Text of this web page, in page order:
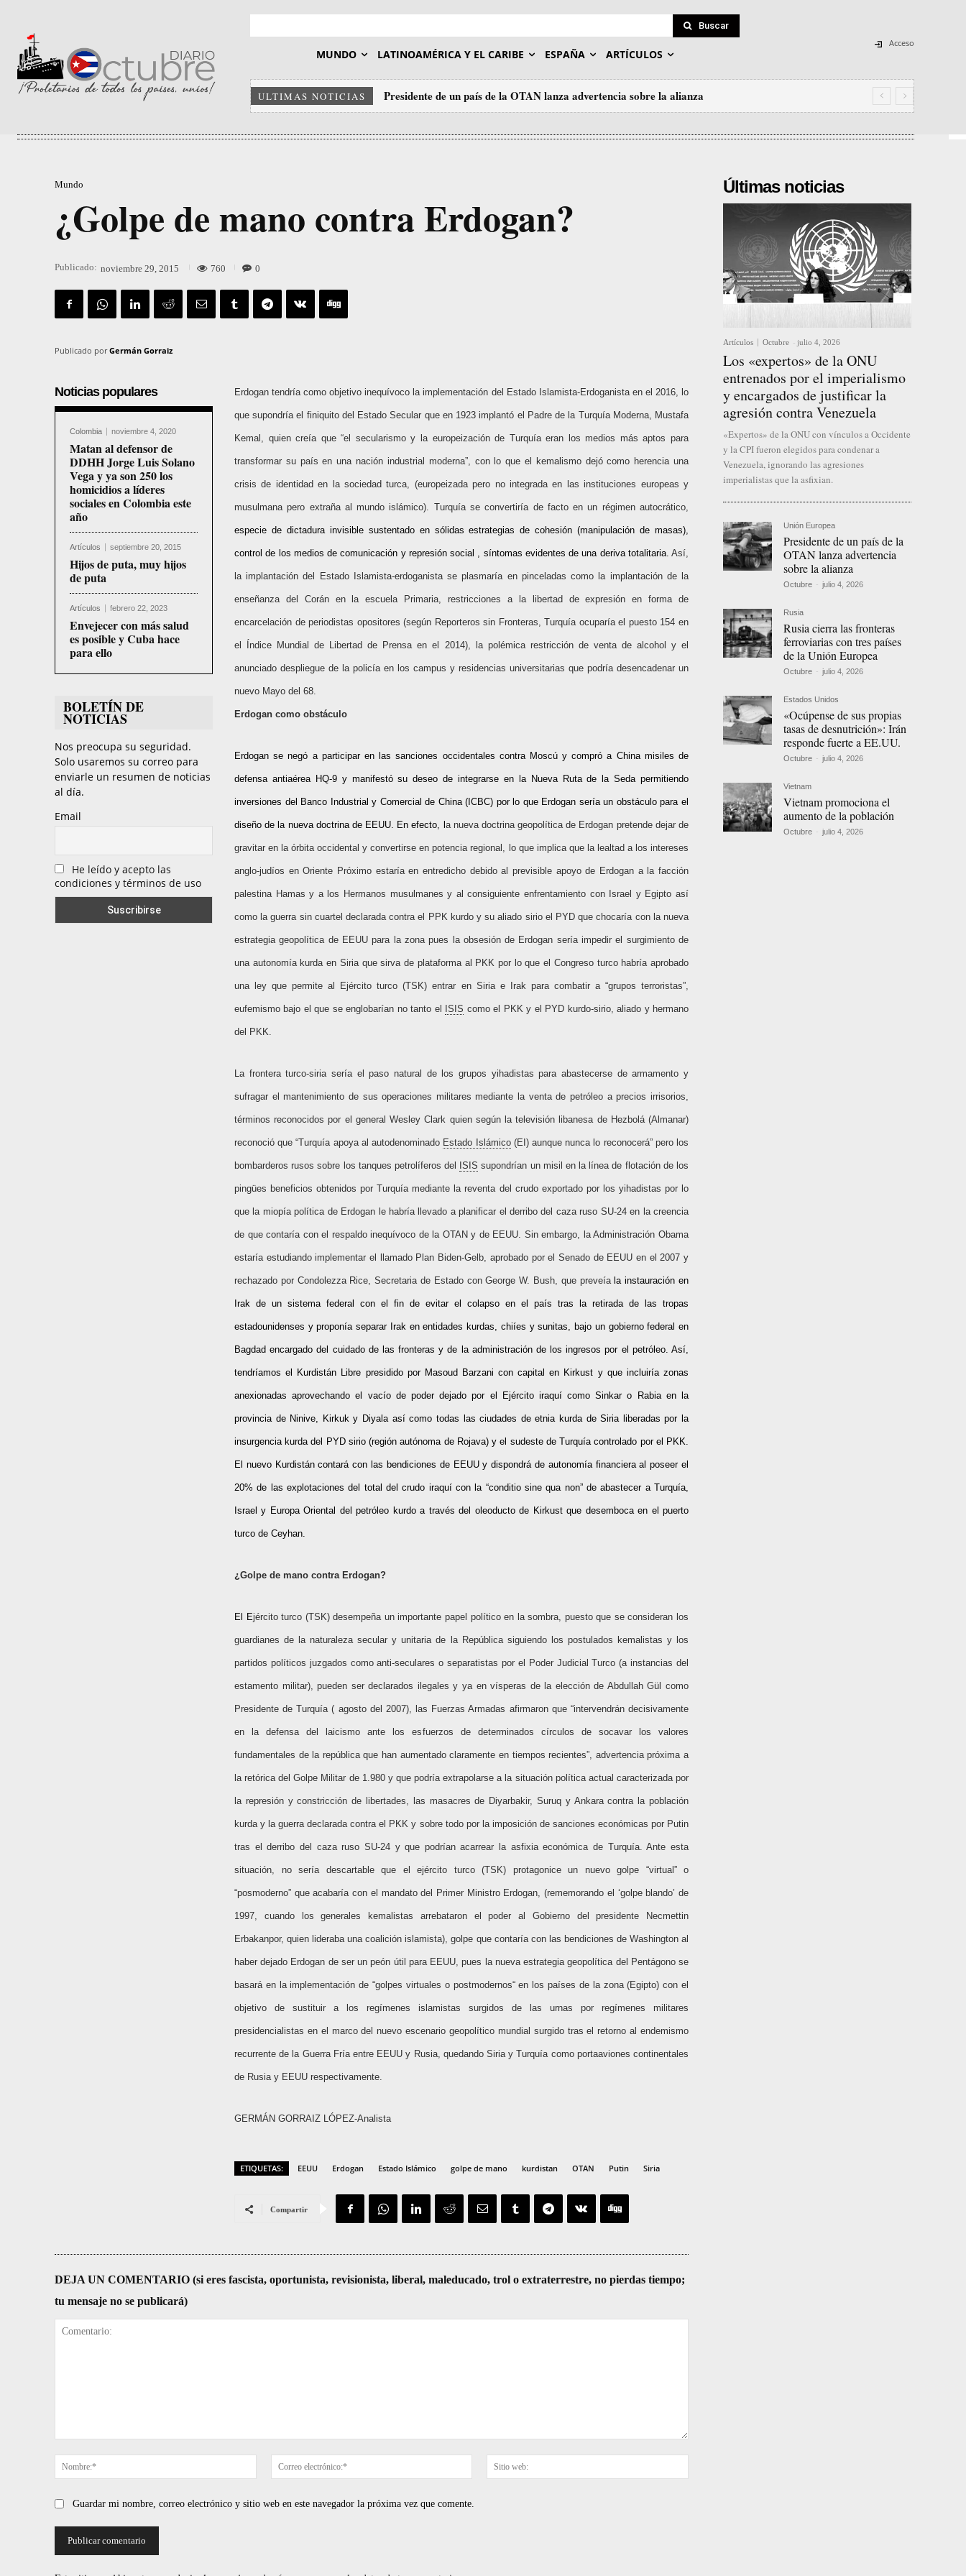
Buscar
MUNDO LATINOAMÉRICA Y EL CARIBE ESPAÑA ARTÍCULOS
Acceso
ULTIMAS NOTICIAS Presidente de un país de la OTAN lanza advertencia sobre la alianza
Mundo
¿Golpe de mano contra Erdogan?
Publicado: noviembre 29, 2015 760 0
Publicado por Germán Gorraiz
Noticias populares
Colombia noviembre 4, 2020
Matan al defensor de
DDHH Jorge Luis Solano
Vega y ya son 250 los
homicidios a líderes
sociales en Colombia este
año
Artículos septiembre 20, 2015
Hijos de puta, muy hijos
de puta
Artículos febrero 22, 2023
Envejecer con más salud
es posible y Cuba hace
para ello
BOLETÍN DE
NOTICIAS
Nos preocupa su seguridad.
Solo usaremos su correo para
enviarle un resumen de noticias
al día.
Email
He leído y acepto las
condiciones y términos de uso
Erdogan tendría como objetivo inequívoco la implementación del Estado Islamista-Erdoganista en el 2016, lo
que supondría el finiquito del Estado Secular que en 1923 implantó el Padre de la Turquía Moderna, Mustafa
Kemal, quien creía que “el secularismo y la europeización de Turquía eran los medios más aptos para
transformar su país en una nación industrial moderna”, con lo que el kemalismo dejó como herencia una
crisis de identidad en la sociedad turca, (europeizada pero no integrada en las instituciones europeas y
musulmana pero extraña al mundo islámico). Turquía se convertiría de facto en un régimen autocrático,
especie de dictadura invisible sustentado en sólidas estrategias de cohesión (manipulación de masas),
control de los medios de comunicación y represión social , síntomas evidentes de una deriva totalitaria. Así,
la implantación del Estado Islamista-erdoganista se plasmaría en pinceladas como la implantación de la
enseñanza del Corán en la escuela Primaria, restricciones a la libertad de expresión en forma de
encarcelación de periodistas opositores (según Reporteros sin Fronteras, Turquía ocuparía el puesto 154 en
el Índice Mundial de Libertad de Prensa en el 2014), la polémica restricción de venta de alcohol y el
anunciado despliegue de la policía en los campus y residencias universitarias que podría desencadenar un
nuevo Mayo del 68.
Erdogan como obstáculo
Erdogan se negó a participar en las sanciones occidentales contra Moscú y compró a China misiles de
defensa antiaérea HQ-9 y manifestó su deseo de integrarse en la Nueva Ruta de la Seda permitiendo
inversiones del Banco Industrial y Comercial de China (ICBC) por lo que Erdogan sería un obstáculo para el
diseño de la nueva doctrina de EEUU. En efecto, l a nueva doctrina geopolítica de Erdogan pretende dejar de
gravitar en la órbita occidental y convertirse en potencia regional, lo que implica que la lealtad a los intereses
anglo-judíos en Oriente Próximo estaría en entredicho debido al previsible apoyo de Erdogan a la facción
palestina Hamas y a los Hermanos musulmanes y al consiguiente enfrentamiento con Israel y Egipto así
como la guerra sin cuartel declarada contra el PPK kurdo y su aliado sirio el PYD que chocaría con la nueva
estrategia geopolítica de EEUU para la zona pues la obsesión de Erdogan seríaimpedir el surgimiento de
una autonomía kurda en Siria que sirva de plataforma al PKK por lo que el Congreso turco habría aprobado
una ley que permite al Ejército turco (TSK) entrar en Siria e Irak para combatir a “grupos terroristas”,
eufemismo bajo el que se englobarían no tanto el ISIS como el PKK y el PYD kurdo-sirio, aliado y hermano
del PKK.
La frontera turco-siria sería el paso natural de los grupos yihadistas para abastecerse de armamento y
sufragar el mantenimiento de sus operaciones militares mediante la venta de petróleo a precios irrisorios,
términos reconocidos por el general Wesley Clark quien según la televisión libanesa de Hezbolá (Almanar)
reconoció que “Turquía apoya al autodenominado Estado Islámico(EI) aunque nunca lo reconocerá” pero los
bombarderos rusos sobre los tanques petrolíferos del ISIS supondrían un misil en la línea de flotación de los
pingües beneficios obtenidos por Turquía mediante la reventa del crudo exportado por los yihadistas por lo
que la miopía política de Erdogan le habría llevado a planificar el derribo del caza ruso SU-24 en la creencia
de que contaría con el respaldo inequívoco de la OTAN y de EEUU. Sin embargo, a Administración Obama
estaría estudiando implementar el llamado Plan Biden-Gelb, aprobado por el Senado de EEUU en el 2007 y
rechazado por Condolezza Rice, Secretaria de Estado con George W. Bush, que preveíala instauración en
Irak de un sistema federal con el fin de evitar el colapso en el país tras la retirada de las tropas
estadounidenses y proponía separar Irak en entidades kurdas, chiíes y sunitas, bajo un gobierno federal en
Bagdad encargado del cuidado de las fronteras y de la administración de los ingresos por el petróleo. Así,
tendríamos el Kurdistán Libre presidido por Masoud Barzani con capital en Kirkust y que incluiría zonas
anexionadas aprovechando el vacío de poder dejado por el Ejército iraquí como Sinkar o Rabia en la
provincia de Ninive, Kirkuk y Diyala así como todas las ciudades de etnia kurda de Siria liberadas por la
insurgencia kurda del PYD sirio (región autónoma de Rojava) y el sudeste de Turquía controlado por el PKK.
El nuevo Kurdistán contará con las bendiciones de EEUU y dispondrá de autonomía financiera al poseer el
20% de las explotaciones del total del crudo iraquí con la “conditio sine qua non” de abastecer a Turquía,
Israel y Europa Oriental del petróleo kurdo a través del oleoducto de Kirkust que desemboca en el puerto
turco de Ceyhan.
¿Golpe de mano contra Erdogan?
El Ejército turco (TSK) desempeña un importante papel político en la sombra, puesto que se consideran los
guardianes de la naturaleza secular y unitaria de la República siguiendo los postulados kemalistas y los
partidos políticos juzgados como anti-seculares o separatistas por el Poder Judicial Turco (a instancias del
estamento militar), pueden ser declarados ilegales y ya en vísperas de la elección de Abdullah Gül como
Presidente de Turquía ( agosto del 2007), las Fuerzas Armadas afirmaron que “intervendrán decisivamente
en la defensa del laicismo ante los esfuerzos de determinados círculos de socavar los valores
fundamentales de la república que han aumentado claramente en tiempos recientes”, advertencia próxima a
la retórica del Golpe Militar de 1.980 y que podría extrapolarse a la situación política actual caracterizada por
la represión y constricción de libertades, las masacres de Diyarbakir, Suruq y Ankara contra la población
kurda y la guerra declarada contra el PKK y sobre todo por la imposición de sanciones económicas por Putin
tras el derribo del caza ruso SU-24 y que podrían acarrear la asfixia económica de Turquía. Ante esta
situación, no sería descartable que el ejército turco (TSK) protagonice un nuevo golpe “virtual” o
“posmoderno” que acabaría con el mandato del Primer Ministro Erdogan, (rememorando el ‘golpe blando’ de
1997, cuando los generales kemalistas arrebataron el poder al Gobierno del presidente Necmettin
Erbakanpor, quien lideraba una coalición islamista), golpe que contaría con las bendiciones de Washington al
haber dejado Erdogan de ser un peón útil para EEUU, pues la nueva estrategia geopolítica del Pentágono se
basará en la implementación de “golpes virtuales o postmodernos“ en los países de la zona (Egipto) con el
objetivo de sustituir a los regímenes islamistas surgidos de las urnas por regímenes militares
presidencialistas en el marco del nuevo escenario geopolítico mundial surgido tras el retorno al endemismo
recurrente de la Guerra Fría entre EEUU y Rusia, quedando Siria y Turquía como portaaviones continentales
de Rusia y EEUU respectivamente.
GERMÁN GORRAIZ LÓPEZ-Analista
ETIQUETAS: EEUU Erdogan Estado Islámico golpe de mano kurdistan OTAN Putin Siria
Compartir
DEJA UN COMENTARIO (si eres fascista, oportunista, revisionista, liberal, maleducado, trol o extraterrestre, no pierdas tiempo;
tu mensaje no se publicará)
Nombre:*
Correo
electrónico:*
web:
Guardar mi nombre, correo electrónico y sitio web en este navegador la próxima vez que comente.
Últimas noticias
Artículos Octubre - julio 4, 2026
Los «expertos» de la ONU
entrenados por el imperialismo
y encargados de justificar la
agresión contra Venezuela
«Expertos» de la ONU con vínculos a Occidente
y la CPI fueron elegidos para condenar a
Venezuela, ignorando las agresiones
imperialistas que la asfixian.
Unión Europea
Presidente de un país de la
OTAN lanza advertencia
sobre la alianza
Octubre - julio 4, 2026
Rusia
Rusia cierra las fronteras
ferroviarias con tres países
de la Unión Europea
Octubre - julio 4, 2026
Estados Unidos
«Ocúpense de sus propias
tasas de desnutrición»: Irán
responde fuerte a EE.UU.
Octubre - julio 4, 2026
Vietnam
Vietnam promociona el
aumento de la población
Octubre - julio 4, 2026